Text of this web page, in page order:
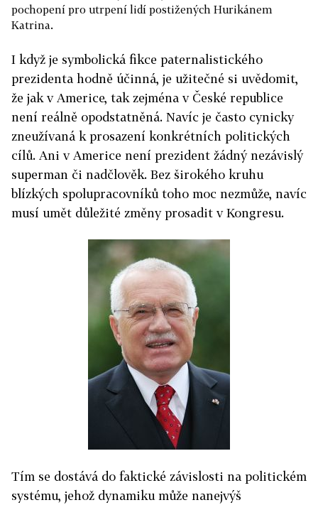
pochopení pro utrpení lidí postižených Hurikánem
Katrina.
I když je symbolická fikce paternalistického
prezidenta hodně účinná, je užitečné si uvědomit,
že jak v Americe, tak zejména v České republice
není reálně opodstatněná. Navíc je často cynicky
zneužívaná k prosazení konkrétních politických
cílů. Ani v Americe není prezident žádný nezávislý
superman či nadčlověk. Bez širokého kruhu
blízkých spolupracovníků toho moc nezmůže, navíc
musí umět důležité změny prosadit v Kongresu.
Tím se dostává do faktické závislosti na politickém
systému, jehož dynamiku může nanejvýš